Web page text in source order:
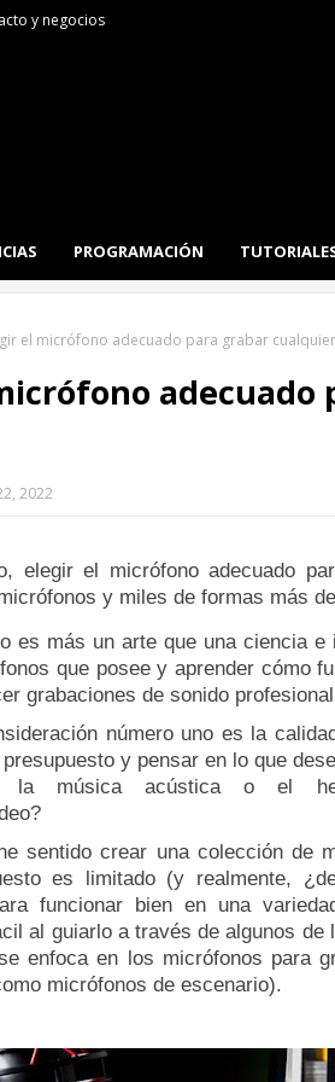
y negocios
PROGRAMACIÓN
el micrófono adecuado para grabar
adecuado
2022
elegir el micrófono adecuado
y miles de formas más
es más un arte que una ciencia e
que posee y aprender cómo
grabaciones de sonido
número uno es la
y pensar en lo que
la música acústica o el
sentido crear una colección de
es limitado (y realmente,
funcionar bien en una
al guiarlo a través de algunos
enfoca en los micrófonos para
micrófonos de escenario).